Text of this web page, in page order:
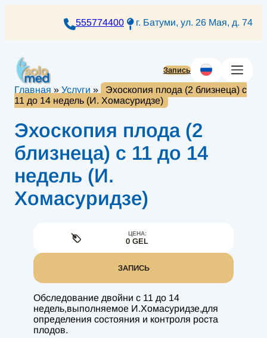
555774400 г. Батуми, ул. 26 Мая, д. 74
Запись
Главная » Услуги »
Эхоскопия плода (2 близнеца) с
11 до 14 недель (И. Хомасуридзе)
Эхоскопия плода (2
близнеца) с 11 до 14
недель (И.
Хомасуридзе)
Обследование двойни с 11 до 14
недель,выполняемое И.Хомасуридзе,для
определения состояния и контроля роста
плодов.
ЦЕНА:
0 GEL
ЗАПИСЬ